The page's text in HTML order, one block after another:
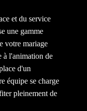
et du service
une gamme
votre mariage
à l'animation de
d'un
équipe se charge
pleinement de